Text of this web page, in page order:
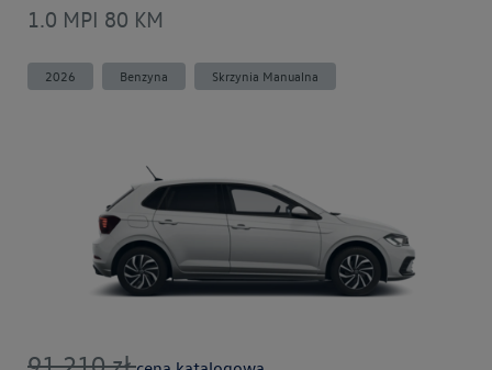
1.0 MPI 80 KM
2026 Benzyna Skrzynia Manualna